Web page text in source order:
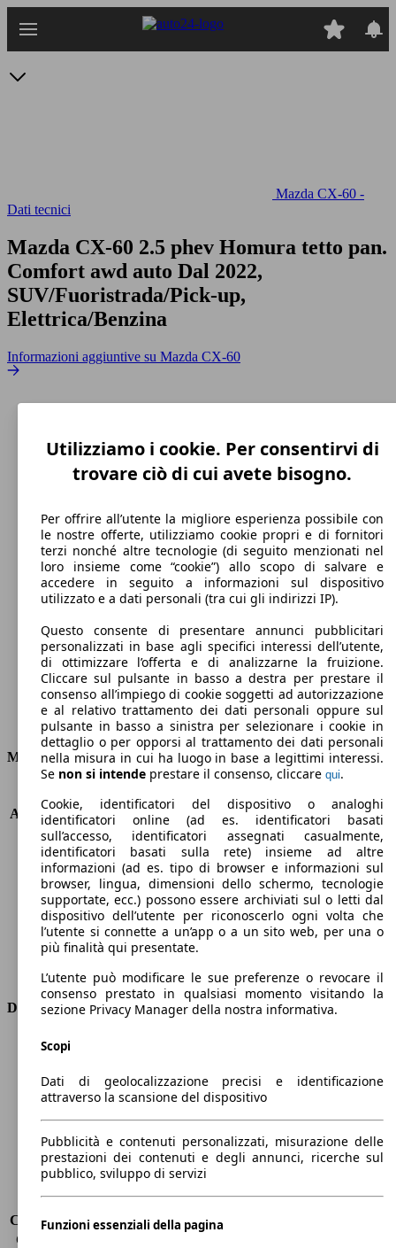
Mazda CX-60 -
Dati tecnici
Mazda CX-60 2.5 phev Homura tetto pan.
Comfort awd auto Dal 2022,
SUV/Fuoristrada/Pick-up,
Elettrica/Benzina
Informazioni aggiuntive su Mazda CX-60
200 km/h
Elettrica/Benzina
Carburante
Motore e Prestazioni
Accelerazione (0-100 km/h)
5.8s
Velocità massima (km/h)
200 km/h
Numero di marce
8
Coppia
261 nm
Cilindrata
2488 ccm
Carburante
Elettrica/Benzina
Cilindri
4
Trasmissione
Automatico
Tipo di trazione
Integrale
Dimensioni
Lunghezza
Larghezza
1890 mm
Passo
2870 mm
Peso massimo
-
Carico massimo
-
Porte
5
Sedili
5
Carico sul tetto
-
Capacità di traino (senza freni) -
Capacità di traino (con freni)
Utilizziamo i cookie. Per consentirvi di
trovare ciò di cui avete bisogno.
Per offrire all’utente la migliore esperienza possibile con
le nostre offerte, utilizziamo cookie propri e di fornitori
terzi nonché altre tecnologie (di seguito menzionati nel
loro insieme come “cookie”) allo scopo di salvare e
accedere in seguito a informazioni sul dispositivo
utilizzato e a dati personali (tra cui gli indirizzi IP).
Questo consente di presentare annunci pubblicitari
personalizzati in base agli specifici interessi dell’utente,
di ottimizzare l’offerta e di analizzarne la fruizione.
Cliccare sul pulsante in basso a destra per prestare il
consenso all’impiego di cookie soggetti ad autorizzazione
e al relativo trattamento dei dati personali oppure sul
pulsante in basso a sinistra per selezionare i cookie in
dettaglio o per opporsi al trattamento dei dati personali
nella misura in cui ha luogo in base a legittimi interessi.
Se non si intende prestare il consenso, cliccare qui.
Cookie, identificatori del dispositivo o analoghi
identificatori online (ad es. identificatori basati
sull’accesso, identificatori assegnati casualmente,
identificatori basati sulla rete) insieme ad altre
informazioni (ad es. tipo di browser e informazioni sul
browser, lingua, dimensioni dello schermo, tecnologie
supportate, ecc.) possono essere archiviati sul o letti dal
dispositivo dell’utente per riconoscerlo ogni volta che
l’utente si connette a un’app o a un sito web, per una o
più finalità qui presentate.
L’utente può modificare le sue preferenze o revocare il
consenso prestato in qualsiasi momento visitando la
sezione Privacy Manager della nostra informativa.
Scopi
Dati di geolocalizzazione precisi e identificazione
attraverso la scansione del dispositivo
Pubblicità e contenuti personalizzati, misurazione delle
prestazioni dei contenuti e degli annunci, ricerche sul
pubblico, sviluppo di servizi
Funzioni essenziali della pagina